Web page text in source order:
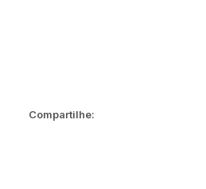
Compartilhe: